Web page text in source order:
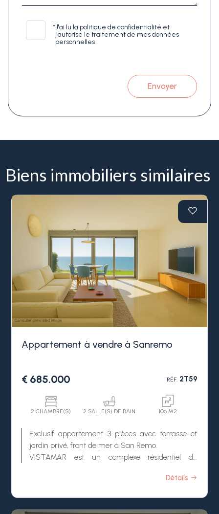
*J'ai lu la politique de confidentialité et
j'autorise le traitement de mes données
personnelles
Envoyer
Biens immobiliers similaires
Appartement à vendre à Sanremo
€ 685.000 RÉF.2T59
2 CHAMBRE(S) 2 SALLE(S) DE BAIN 106 M2
Exclusif appartement 3 pièces avec terrasse et
jardin privé, front de mer à San Remo.
VISTAMAR est un complexe résidentiel de
25 appartements exclusifs en vente dans la partie
Détails